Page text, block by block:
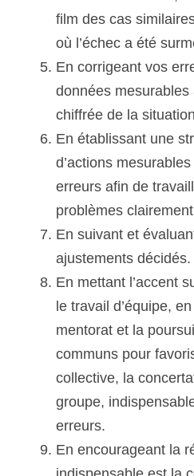
film des cas
où l’échec a été
En corrigeant vos
données mesurables
chiffrée de la
En établissant une
d’actions
erreurs afin de
problèmes
En suivant et
ajustements décidés.
En mettant l’accent
le travail d’équipe,
mentorat et la
communs pour
collective, la
groupe,
erreurs.
En encourageant la